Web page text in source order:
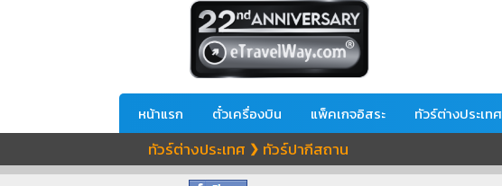
หน้าแรก ตั๋วเครื่องบิน แพ็คเกจอิสระ ทัวร์ต่างประเทศ
ทัวร์ต่างประเทศ ❯ ทัวร์ปากีสถาน